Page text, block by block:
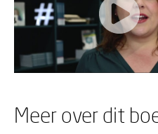
Meer over dit